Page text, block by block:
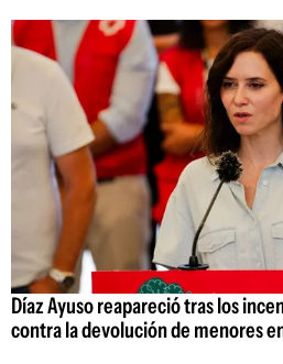
Díaz Ayuso reapareció tras los
contra la devolución de menores